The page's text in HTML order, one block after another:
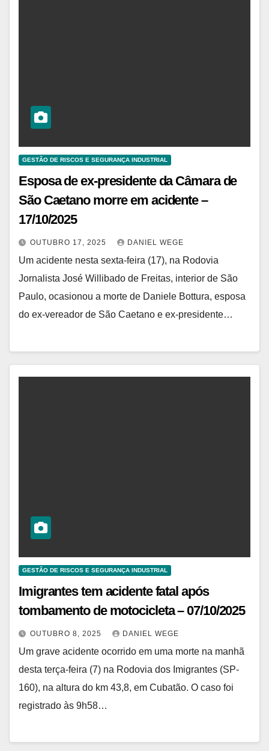
GESTÃO DE RISCOS E SEGURANÇA INDUSTRIAL
Esposa de ex-presidente da Câmara de
São Caetano morre em acidente –
17/10/2025
OUTUBRO 17, 2025 DANIEL WEGE
Um acidente nesta sexta-feira (17), na Rodovia
Jornalista José Willibado de Freitas, interior de São
Paulo, ocasionou a morte de Daniele Bottura, esposa
do ex-vereador de São Caetano e ex-presidente…
GESTÃO DE RISCOS E SEGURANÇA INDUSTRIAL
Imigrantes tem acidente fatal após
tombamento de motocicleta – 07/10/2025
OUTUBRO 8, 2025 DANIEL WEGE
Um grave acidente ocorrido em uma morte na manhã
desta terça-feira (7) na Rodovia dos Imigrantes (SP-
160), na altura do km 43,8, em Cubatão. O caso foi
registrado às 9h58…